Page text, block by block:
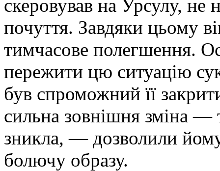
скеровував на Урсулу, не
почуття. Завдяки цьому
тимчасове полегшення.
пережити цю ситуацію
був спроможний її
сильна зовнішня зміна —
зникла, — дозволили
болючу образу.